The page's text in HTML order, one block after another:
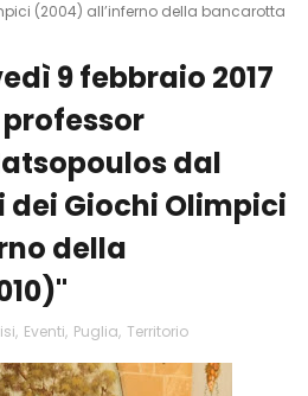
(2004) all’inferno della bancarotta
9 febbraio 2017
dal
Giochi Olimpici
della
, Eventi, Puglia, Territorio